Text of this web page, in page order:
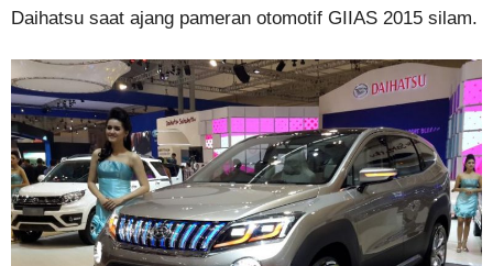
Daihatsu saat ajang pameran otomotif GIIAS 2015 silam.